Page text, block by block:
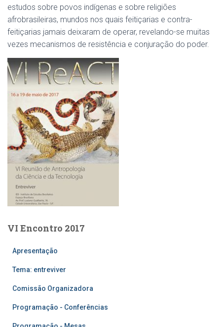
estudos sobre povos indígenas e sobre religiões
afrobrasileiras, mundos nos quais feitiçarias e contra-
feitiçarias jamais deixaram de operar, revelando-se muitas
vezes mecanismos de resistência e conjuração do poder.
VI Encontro 2017
Apresentação
Tema: entreviver
Comissão Organizadora
Programação - Conferências